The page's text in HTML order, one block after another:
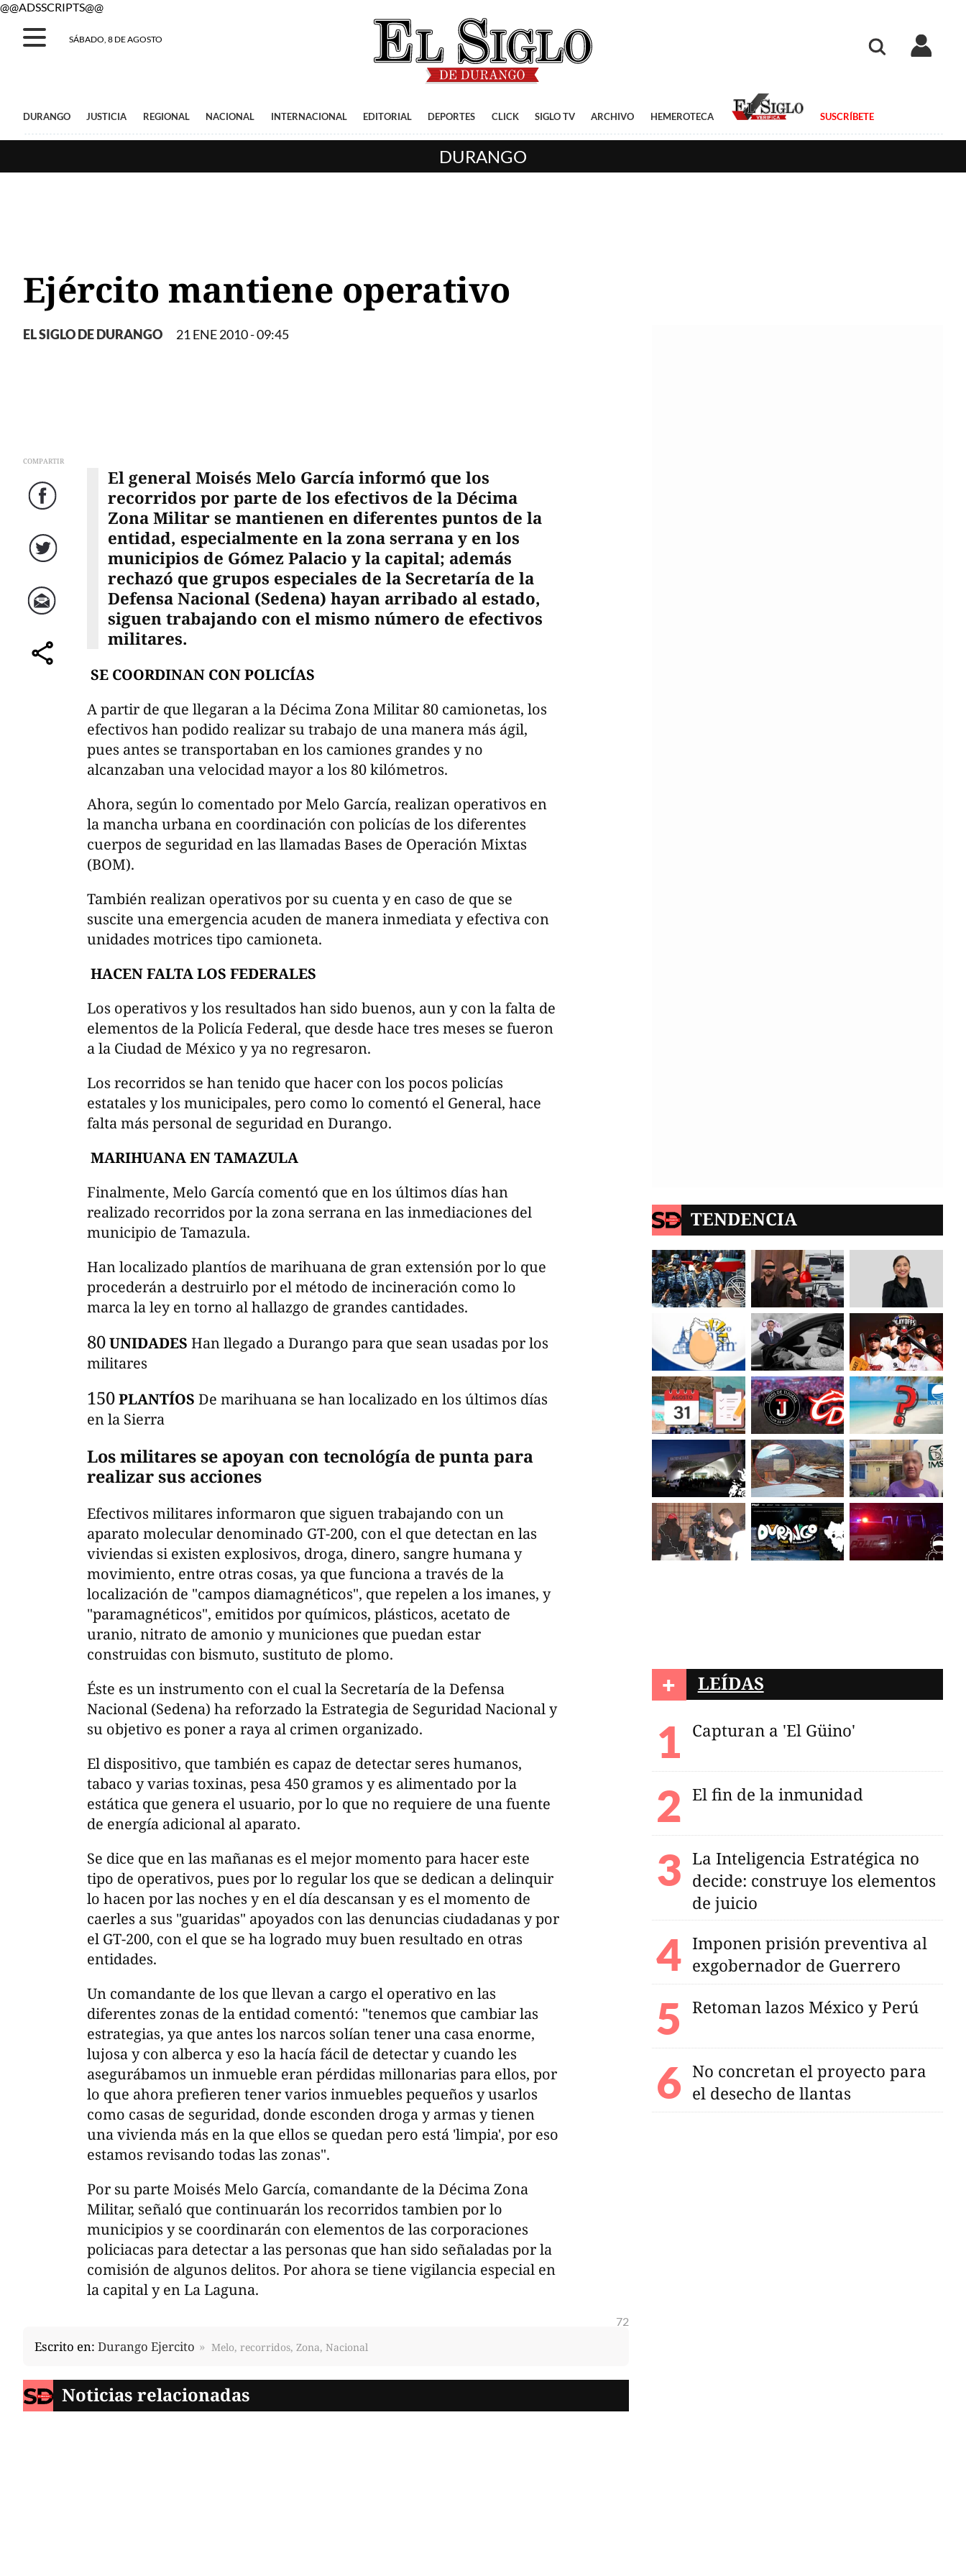
@@ADSSCRIPTS@@
SÁBADO, 8 DE AGOSTO
DURANGO JUSTICIA REGIONAL NACIONAL INTERNACIONAL EDITORIAL DEPORTES CLICK SIGLO TV ARCHIVO HEMEROTECA SUSCRÍBETE
DURANGO
Ejército mantiene operativo
EL SIGLO DE DURANGO 21 ENE 2010 - 09:45
COMPARTIR
Facebook
Twitter
Correo
comparte
El general Moisés Melo García informó que los
recorridos por parte de los efectivos de la Décima
Zona Militar se mantienen en diferentes puntos de la
entidad, especialmente en la zona serrana y en los
municipios de Gómez Palacio y la capital; además
rechazó que grupos especiales de la Secretaría de la
Defensa Nacional (Sedena) hayan arribado al estado,
siguen trabajando con el mismo número de efectivos
militares.
SE COORDINAN CON POLICÍAS
A partir de que llegaran a la Décima Zona Militar 80 camionetas, los
efectivos han podido realizar su trabajo de una manera más ágil,
pues antes se transportaban en los camiones grandes y no
alcanzaban una velocidad mayor a los 80 kilómetros.
Ahora, según lo comentado por Melo García, realizan operativos en
la mancha urbana en coordinación con policías de los diferentes
cuerpos de seguridad en las llamadas Bases de Operación Mixtas
(BOM).
También realizan operativos por su cuenta y en caso de que se
suscite una emergencia acuden de manera inmediata y efectiva con
unidades motrices tipo camioneta.
HACEN FALTA LOS FEDERALES
Los operativos y los resultados han sido buenos, aun y con la falta de
elementos de la Policía Federal, que desde hace tres meses se fueron
a la Ciudad de México y ya no regresaron.
Los recorridos se han tenido que hacer con los pocos policías
estatales y los municipales, pero como lo comentó el General, hace
falta más personal de seguridad en Durango.
MARIHUANA EN TAMAZULA
Finalmente, Melo García comentó que en los últimos días han
realizado recorridos por la zona serrana en las inmediaciones del
municipio de Tamazula.
Han localizado plantíos de marihuana de gran extensión por lo que
procederán a destruirlo por el método de incineración como lo
marca la ley en torno al hallazgo de grandes cantidades.
80UNIDADES Han llegado a Durango para que sean usadas por los
militares
150PLANTÍOS De marihuana se han localizado en los últimos días
en la Sierra
Los militares se apoyan con tecnológía de punta para
realizar sus acciones
Efectivos militares informaron que siguen trabajando con un
aparato molecular denominado GT-200, con el que detectan en las
viviendas si existen explosivos, droga, dinero, sangre humana y
movimiento, entre otras cosas, ya que funciona a través de la
localización de "campos diamagnéticos", que repelen a los imanes, y
"paramagnéticos", emitidos por químicos, plásticos, acetato de
uranio, nitrato de amonio y municiones que puedan estar
construidas con bismuto, sustituto de plomo.
Éste es un instrumento con el cual la Secretaría de la Defensa
Nacional (Sedena) ha reforzado la Estrategia de Seguridad Nacional y
su objetivo es poner a raya al crimen organizado.
El dispositivo, que también es capaz de detectar seres humanos,
tabaco y varias toxinas, pesa 450 gramos y es alimentado por la
estática que genera el usuario, por lo que no requiere de una fuente
de energía adicional al aparato.
Se dice que en las mañanas es el mejor momento para hacer este
tipo de operativos, pues por lo regular los que se dedican a delinquir
lo hacen por las noches y en el día descansan y es el momento de
caerles a sus "guaridas" apoyados con las denuncias ciudadanas y por
el GT-200, con el que se ha logrado muy buen resultado en otras
entidades.
Un comandante de los que llevan a cargo el operativo en las
diferentes zonas de la entidad comentó: "tenemos que cambiar las
estrategias, ya que antes los narcos solían tener una casa enorme,
lujosa y con alberca y eso la hacía fácil de detectar y cuando les
asegurábamos un inmueble eran pérdidas millonarias para ellos, por
lo que ahora prefieren tener varios inmuebles pequeños y usarlos
como casas de seguridad, donde esconden droga y armas y tienen
una vivienda más en la que ellos se quedan pero está 'limpia', por eso
estamos revisando todas las zonas".
Por su parte Moisés Melo García, comandante de la Décima Zona
Militar, señaló que continuarán los recorridos tambien por lo
municipios y se coordinarán con elementos de las corporaciones
policiacas para detectar a las personas que han sido señaladas por la
comisión de algunos delitos. Por ahora se tiene vigilancia especial en
la capital y en La Laguna.
72
Escrito en: Durango Ejercito Melo, recorridos, Zona, Nacional
Noticias relacionadas
TENDENCIA
+ LEÍDAS
Capturan a 'El Güino'
El fin de la inmunidad
La Inteligencia Estratégica no
decide: construye los elementos
de juicio
Imponen prisión preventiva al
exgobernador de Guerrero
Retoman lazos México y Perú
No concretan el proyecto para
el desecho de llantas